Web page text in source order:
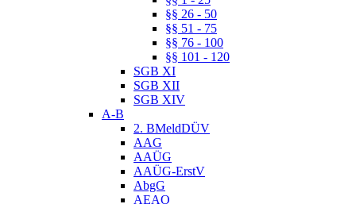
§§ 26 - 50
§§ 51 - 75
§§ 76 - 100
§§ 101 - 120
SGB XI
SGB XII
SGB XIV
A-B
2. BMeldDÜV
AAG
AAÜG
AAÜG-ErstV
AbgG
AEAO